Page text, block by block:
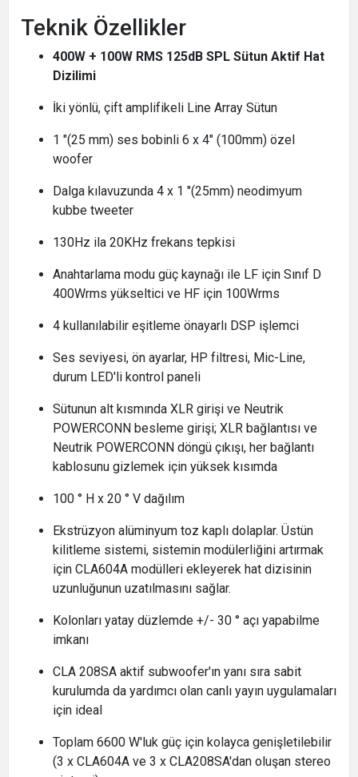
Teknik Özellikler
400W + 100W RMS 125dB SPL Sütun Aktif Hat
Dizilimi
İki yönlü, çift amplifikeli Line Array Sütun
1 "(25 mm) ses bobinli 6 x 4" (100mm) özel
woofer
Dalga kılavuzunda 4 x 1 "(25mm) neodimyum
kubbe tweeter
130Hz ila 20KHz frekans tepkisi
Anahtarlama modu güç kaynağı ile LF için Sınıf D
400Wrms yükseltici ve HF için 100Wrms
4 kullanılabilir eşitleme önayarlı DSP işlemci
Ses seviyesi, ön ayarlar, HP filtresi, Mic-Line,
durum LED'li kontrol paneli
Sütunun alt kısmında XLR girişi ve Neutrik
POWERCONN besleme girişi; XLR bağlantısı ve
Neutrik POWERCONN döngü çıkışı, her bağlantı
kablosunu gizlemek için yüksek kısımda
100 ° H x 20 ° V dağılım
Ekstrüzyon alüminyum toz kaplı dolaplar. Üstün
kilitleme sistemi, sistemin modülerliğini artırmak
için CLA604A modülleri ekleyerek hat dizisinin
uzunluğunun uzatılmasını sağlar.
Kolonları yatay düzlemde +/- 30 ° açı yapabilme
imkanı
CLA 208SA aktif subwoofer'ın yanı sıra sabit
kurulumda da yardımcı olan canlı yayın uygulamaları
için ideal
Toplam 6600 W'luk güç için kolayca genişletilebilir
(3 x CLA604A ve 3 x CLA208SA'dan oluşan stereo